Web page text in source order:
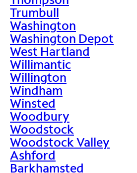
Trumbull
Washington
Washington Depot
West Hartland
Willimantic
Willington
Windham
Winsted
Woodbury
Woodstock
Woodstock Valley
Ashford
Barkhamsted